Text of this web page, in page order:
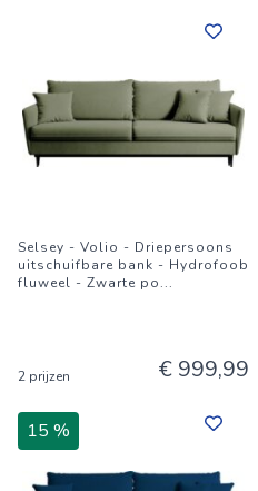
Selsey - Volio - Driepersoons
uitschuifbare bank - Hydrofoob
fluweel - Zwarte po...
2 prijzen € 999,99
15 %